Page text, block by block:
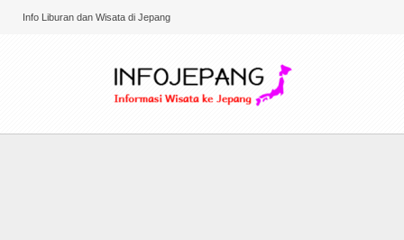
Info Liburan dan Wisata di Jepang